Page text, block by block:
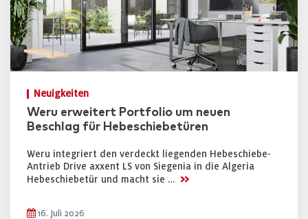
Neuigkeiten
Weru erweitert Portfolio um neuen
Beschlag für Hebeschiebetüren
Weru integriert den verdeckt liegenden Hebeschiebe-
Antrieb Drive axxent LS von Siegenia in die Algeria
Hebeschiebetür und macht sie … >>
16. Juli 2026